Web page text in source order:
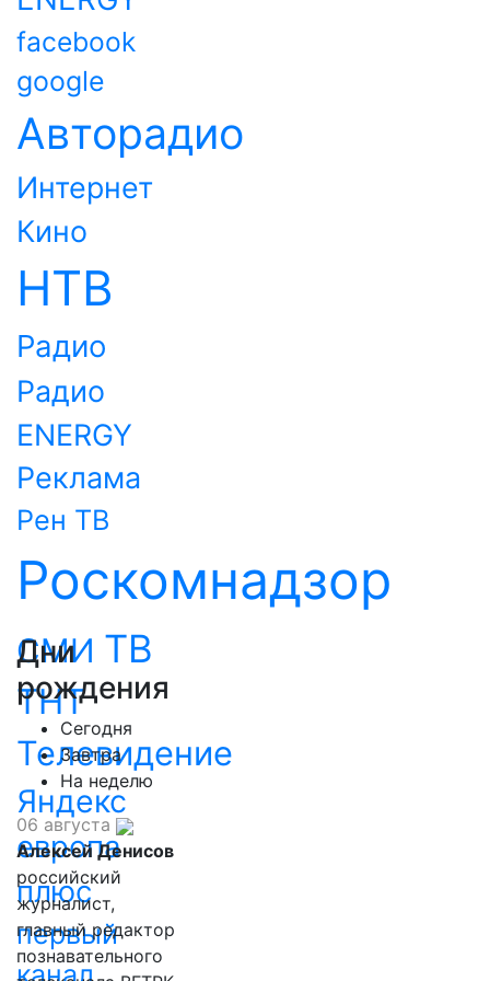
facebook
google
Авторадио
Интернет
Кино
НТВ
Радио
Радио
ENERGY
Реклама
Рен ТВ
Роскомнадзор
СМИ ТВ
ТНТ
Телевидение
Яндекс
европа
плюс
первый
канал
Дни
рождения
Сегодня
Завтра
На неделю
06 августа
Алексей Денисов
российский
журналист,
главный редактор
познавательного